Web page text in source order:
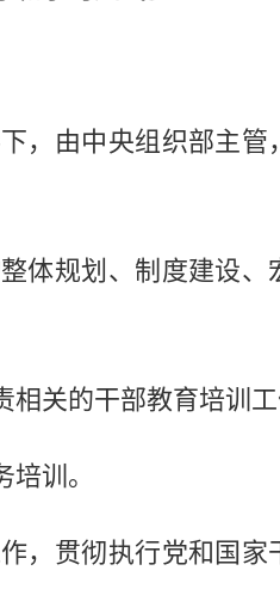
由中央组织部主管
规划、制度建设、
关的干部教育培训工
训。
贯彻执行党和国家